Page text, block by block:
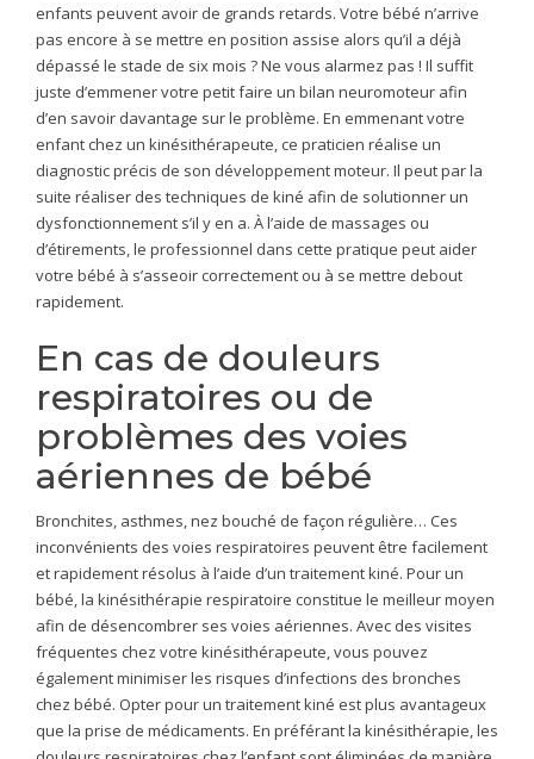
enfants peuvent avoir de grands retards. Votre bébé n’arrive
pas encore à se mettre en position assise alors qu’il a déjà
dépassé le stade de six mois ? Ne vous alarmez pas ! Il suffit
juste d’emmener votre petit faire un bilan neuromoteur afin
d’en savoir davantage sur le problème. En emmenant votre
enfant chez un kinésithérapeute, ce praticien réalise un
diagnostic précis de son développement moteur. Il peut par la
suite réaliser des techniques de kiné afin de solutionner un
dysfonctionnement s’il y en a. À l’aide de massages ou
d’étirements, le professionnel dans cette pratique peut aider
votre bébé à s’asseoir correctement ou à se mettre debout
rapidement.
En cas de douleurs
respiratoires ou de
problèmes des voies
aériennes de bébé
Bronchites, asthmes, nez bouché de façon régulière… Ces
inconvénients des voies respiratoires peuvent être facilement
et rapidement résolus à l’aide d’un traitement kiné. Pour un
bébé, la kinésithérapie respiratoire constitue le meilleur moyen
afin de désencombrer ses voies aériennes. Avec des visites
fréquentes chez votre kinésithérapeute, vous pouvez
également minimiser les risques d’infections des bronches
chez bébé. Opter pour un traitement kiné est plus avantageux
que la prise de médicaments. En préférant la kinésithérapie, les